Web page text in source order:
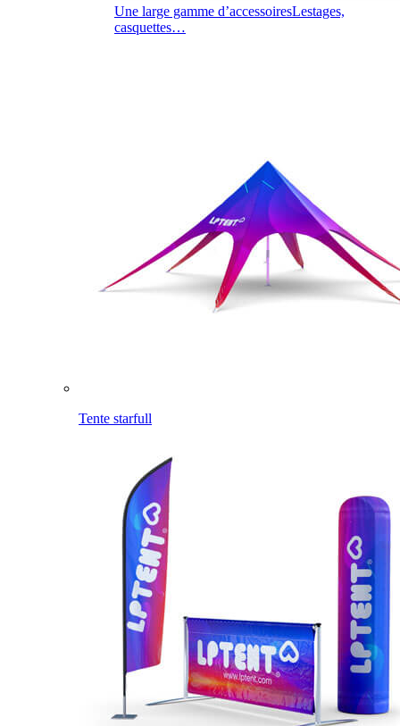
Une large gamme d’accessoiresLestages,
casquettes…
Tente starfull